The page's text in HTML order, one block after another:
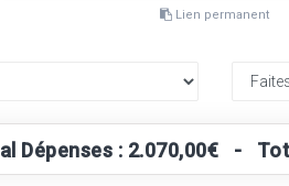
Lien permanent
Dépenses : 2.070,00€ -